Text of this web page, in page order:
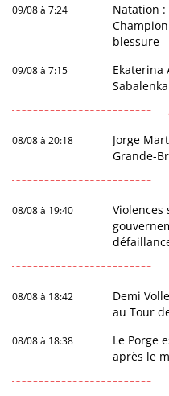
09/08 à 7:24
Natation :
blessure
09/08 à 7:15
Ekaterina
08/08 à 20:18
Jorge
Grande-
08/08 à 19:40
Violences
08/08 à 18:42
Demi
au Tour
08/08 à 18:38
Le Porge
après le